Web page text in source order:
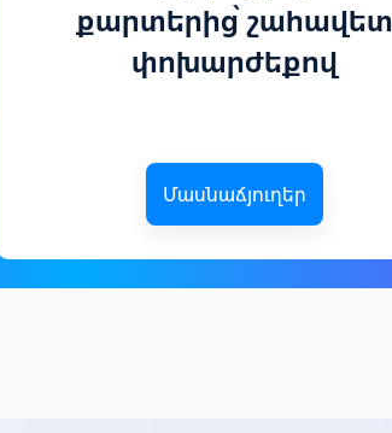
քարտերից՝ շահավետ
փոխարժեքով
Մասնաճյուղեր